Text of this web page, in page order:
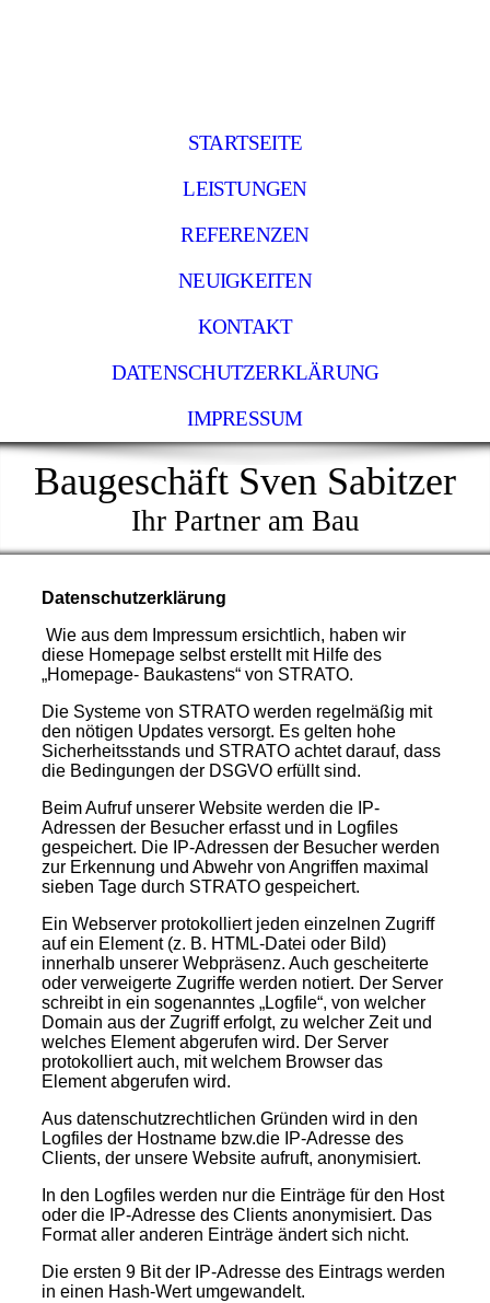
STARTSEITE
LEISTUNGEN
REFERENZEN
NEUIGKEITEN
KONTAKT
DATENSCHUTZERKLÄRUNG
IMPRESSUM
Baugeschäft Sven Sabitzer
Ihr Partner am Bau
Datenschutzerklärung
Wie aus dem Impressum ersichtlich, haben wir
diese Homepage selbst erstellt mit Hilfe des
„Homepage- Baukastens“ von STRATO.
Die Systeme von STRATO werden regelmäßig mit
den nötigen Updates versorgt. Es gelten hohe
Sicherheitsstands und STRATO achtet darauf, dass
die Bedingungen der DSGVO erfüllt sind.
Beim Aufruf unserer Website werden die IP-
Adressen der Besucher erfasst und in Logfiles
gespeichert. Die IP-Adressen der Besucher werden
zur Erkennung und Abwehr von Angriffen maximal
sieben Tage durch STRATO gespeichert.
Ein Webserver protokolliert jeden einzelnen Zugriff
auf ein Element (z. B. HTML-Datei oder Bild)
innerhalb unserer Webpräsenz. Auch gescheiterte
oder verweigerte Zugriffe werden notiert. Der Server
schreibt in ein sogenanntes „Logfile“, von welcher
Domain aus der Zugriff erfolgt, zu welcher Zeit und
welches Element abgerufen wird. Der Server
protokolliert auch, mit welchem Browser das
Element abgerufen wird.
Aus datenschutzrechtlichen Gründen wird in den
Logfiles der Hostname bzw.die IP-Adresse des
Clients, der unsere Website aufruft, anonymisiert.
In den Logfiles werden nur die Einträge für den Host
oder die IP-Adresse des Clients anonymisiert. Das
Format aller anderen Einträge ändert sich nicht.
Die ersten 9 Bit der IP-Adresse des Eintrags werden
in einen Hash-Wert umgewandelt.